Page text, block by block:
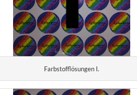
Farbstofflösungen I.